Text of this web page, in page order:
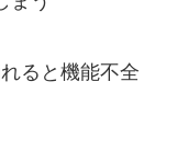
ると機能不全